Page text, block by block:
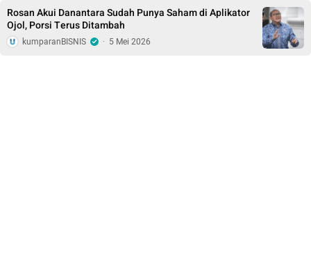
Rosan Akui Danantara Sudah Punya Saham di Aplikator
Ojol, Porsi Terus Ditambah
kumparanBISNIS · 5 Mei 2026